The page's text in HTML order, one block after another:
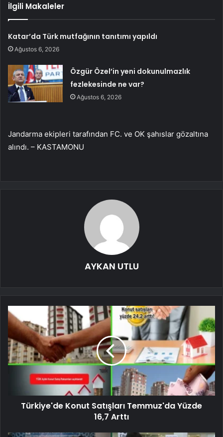
İlgili Makaleler
Katar’da Türk mutfağının tanıtımı yapıldı
Ağustos 6, 2026
Özgür Özel’in yeni dokunulmazlık
fezlekesinde ne var?
Ağustos 6, 2026
Jandarma ekipleri tarafından FC. ve OK şahıslar gözaltına
alındı. – KASTAMONU
AYKAN UTLU
Türkiye'de Konut Satışları Temmuz'da Yüzde
16,7 Arttı